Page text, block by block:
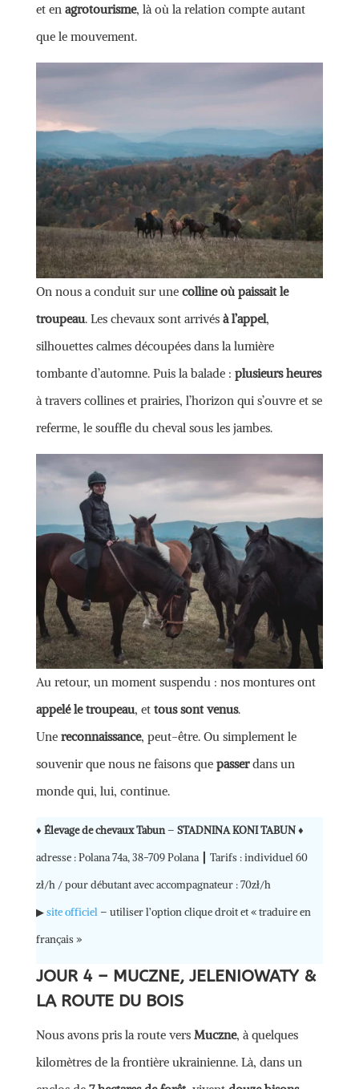
et en agrotourisme, là où la relation compte autant
que le mouvement.
On nous a conduit sur une colline où paissait le
troupeau. Les chevaux sont arrivés à l’appel,
silhouettes calmes découpées dans la lumière
tombante d’automne. Puis la balade : plusieurs heures
à travers collines et prairies, l’horizon qui s’ouvre et se
referme, le souffle du cheval sous les jambes.
Au retour, un moment suspendu : nos montures ont
appelé le troupeau, et tous sont venus.
Une reconnaissance, peut-être. Ou simplement le
souvenir que nous ne faisons que passerdans un
monde qui, lui, continue.
♦ Élevage de chevaux Tabun– STADNINA KONI TABUN♦
adresse : Polana 74a, 38-709 Polana ┃ Tarifs : individuel 60
zł/h / pour débutant avec accompagnateur : 70zł/h
▶site officiel– utiliser l’option clique droit et « traduire en
français »
JOUR 4 – MUCZNE, JELENIOWATY &
LA ROUTE DU BOIS
Nous avons pris la route vers Muczne, à quelques
kilomètres de la frontière ukrainienne. Là, dans un